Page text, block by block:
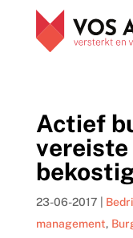
Actief
vereiste
23-06-2017
management,